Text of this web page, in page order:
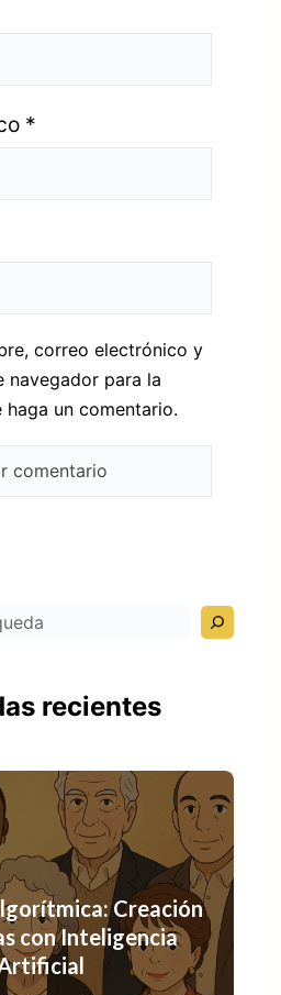
*
correo electrónico y
navegador para la
un comentario.
recientes
Creación
con Inteligencia